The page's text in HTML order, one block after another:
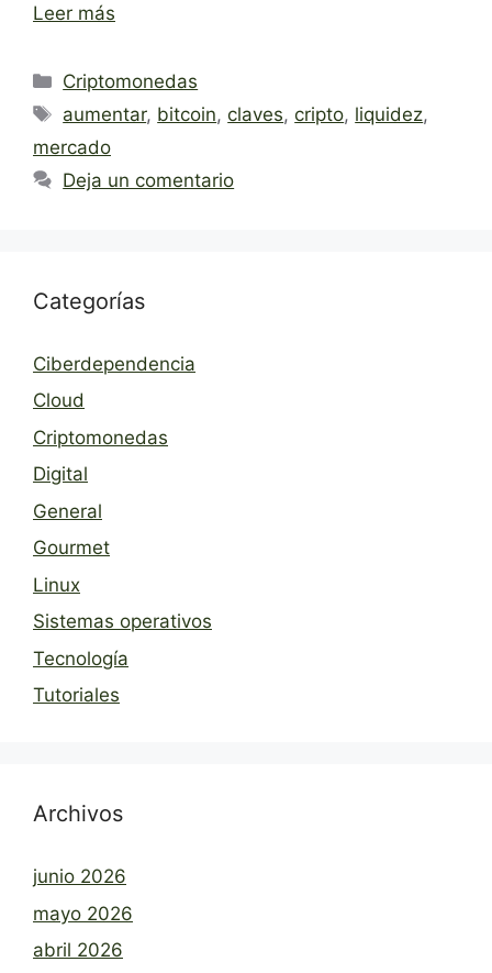
Leer más
Categorías
Criptomonedas
Etiquetas
aumentar, bitcoin,claves,cripto, liquidez,
mercado
Deja un comentario
Categorías
Ciberdependencia
Cloud
Criptomonedas
Digital
General
Gourmet
Linux
Sistemas operativos
Tecnología
Tutoriales
Archivos
junio 2026
mayo 2026
abril 2026